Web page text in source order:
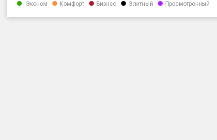
Эконом Комфорт Бизнес Элитный Просмотренный